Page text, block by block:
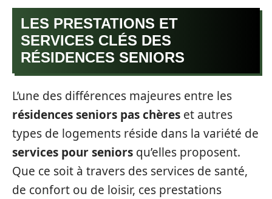
LES PRESTATIONS ET
SERVICES CLÉS DES
RÉSIDENCES SENIORS
L’une des différences majeures entre les
résidences seniors pas chères et autres
types de logements réside dans la variété de
services pour seniors qu’elles proposent.
Que ce soit à travers des services de santé,
de confort ou de loisir, ces prestations